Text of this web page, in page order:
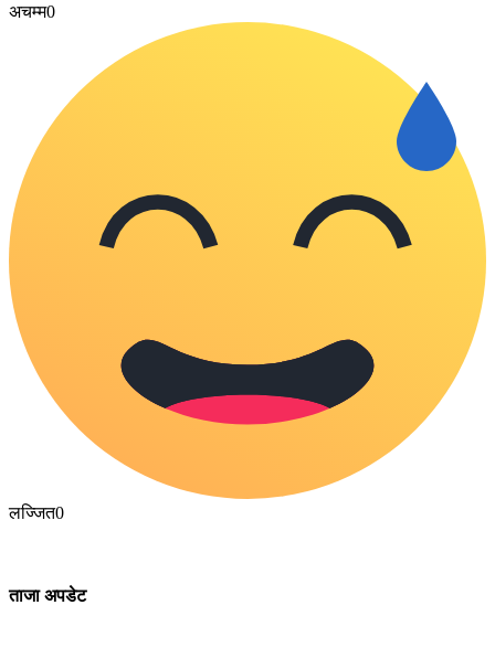
अचम्म0
लज्जित0
ताजा अपडेट